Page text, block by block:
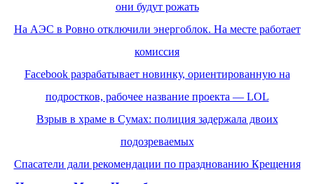
они будут рожать
На АЭС в Ровно отключили энергоблок. На месте работает
комиссия
Facebook разрабатывает новинку, ориентированную на
подростков, рабочее название проекта — LOL
Взрыв в храме в Сумах: полиция задержала двоих
подозреваемых
Спасатели дали рекомендации по празднованию Крещения